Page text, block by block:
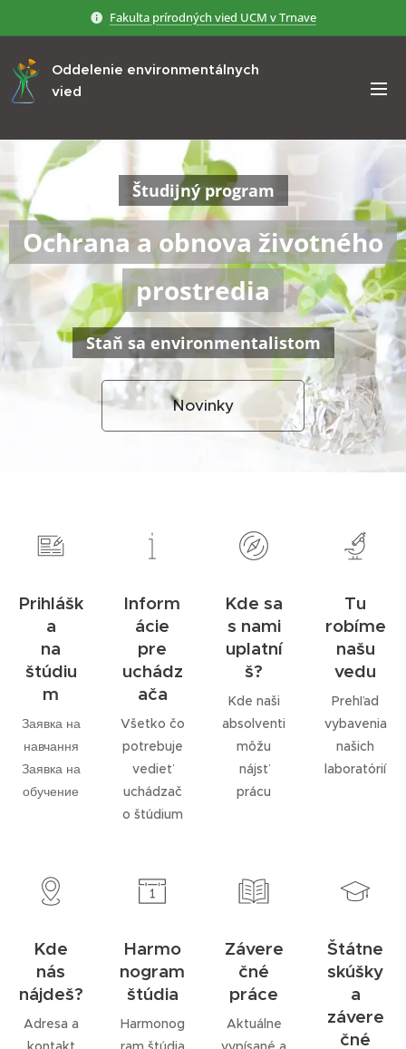
Fakulta prírodných vied UCM v Trnave
Oddelenie environmentálnych
vied
Študijný program
Ochrana a obnova životného
prostredia
Staň sa environmentalistom
Novinky
Prihlášk
a
na
štúdiu
m
Заявка на
навчання
Заявка на
обучение
Inform
ácie
pre
uchádz
ača
Všetko čo
potrebuje
vedieť
uchádzač
o štúdium
Kde sa
s nami
uplatní
š?
Kde naši
absolventi
môžu
nájsť
prácu
Tu
robíme
našu
vedu
Prehľad
vybavenia
našich
laboratórií
Kde
nás
nájdeš?
Adresa a
Harmo
nogram
štúdia
Harmonog
Závere
čné
práce
Aktuálne
Štátne
skúšky
a
závere
čné